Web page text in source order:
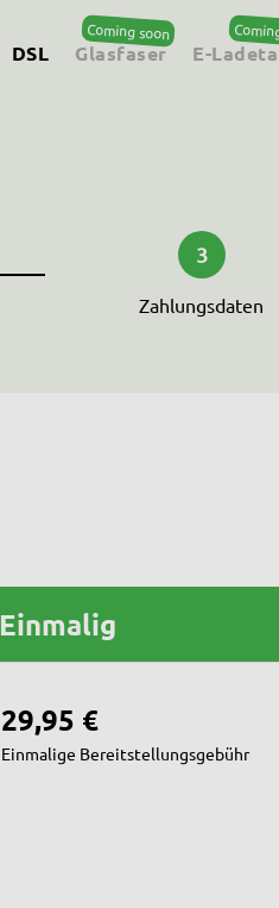
DSL Glasfaser E-
3
Zahlungsdaten
Einmalig
29,95 €
Einmalige Bereitstellungsgebühr